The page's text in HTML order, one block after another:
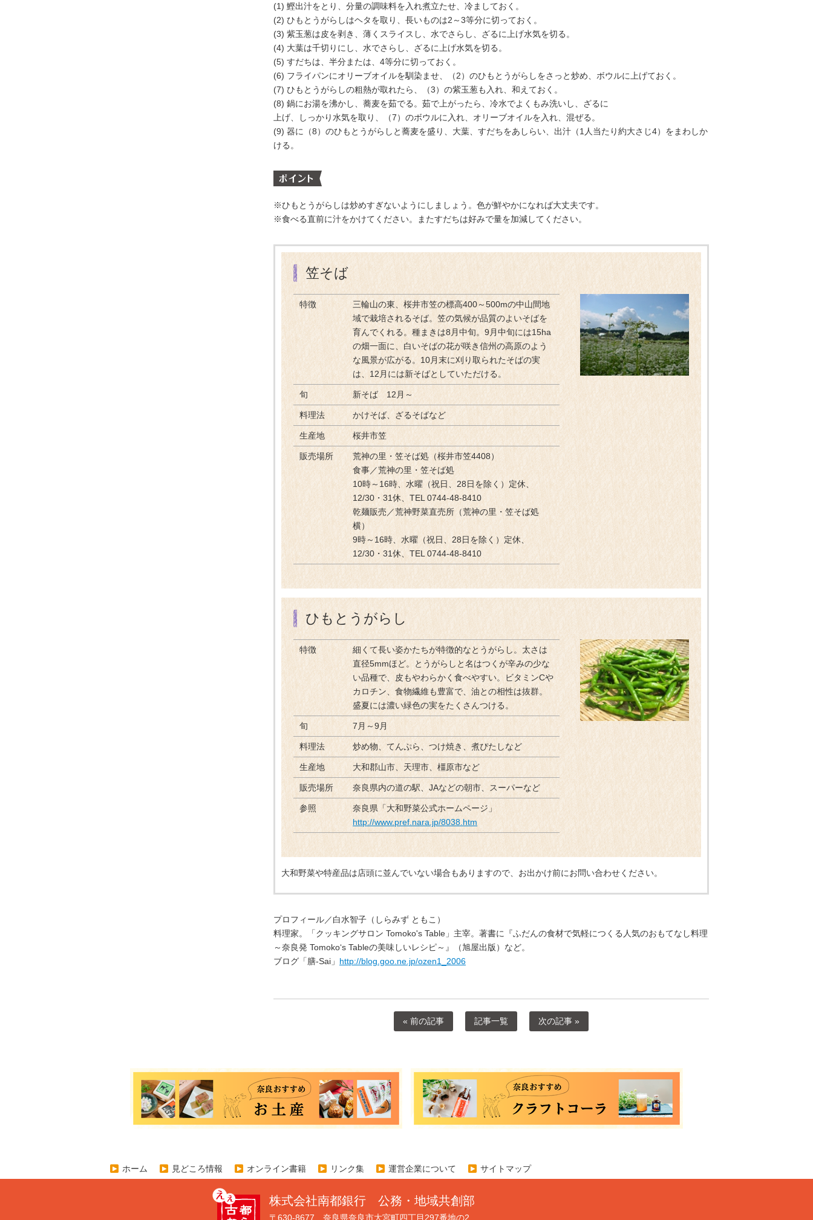
(1) 鰹出汁をとり、分量の調味料を入れ煮立たせ、冷ましておく。
(2) ひもとうがらしはヘタを取り、長いものは2～3等分に切っておく。
(3) 紫玉葱は皮を剥き、薄くスライスし、水でさらし、ざるに上げ水気を切る。
(4) 大葉は千切りにし、水でさらし、ざるに上げ水気を切る。
(5) すだちは、半分または、4等分に切っておく。
(6) フライパンにオリーブオイルを馴染ませ、（2）のひもとうがらしをさっと炒め、ボウルに上げておく。
(7) ひもとうがらしの粗熱が取れたら、（3）の紫玉葱も入れ、和えておく。
(8) 鍋にお湯を沸かし、蕎麦を茹でる。茹で上がったら、冷水でよくもみ洗いし、ざるに
上げ、しっかり水気を取り、（7）のボウルに入れ、オリーブオイルを入れ、混ぜる。
(9) 器に（8）のひもとうがらしと蕎麦を盛り、大葉、すだちをあしらい、出汁（1人当たり約大さじ4）をまわしか
ける。
※ひもとうがらしは炒めすぎないようにしましょう。色が鮮やかになれば大丈夫です。
※食べる直前に汁をかけてください。またすだちは好みで量を加減してください。
笠そば
特徴
三輪山の東、桜井市笠の標高400～500mの中山間地
域で栽培されるそば。笠の気候が品質のよいそばを
育んでくれる。種まきは8月中旬。9月中旬には15ha
の畑一面に、白いそばの花が咲き信州の高原のよう
な風景が広がる。10月末に刈り取られたそばの実
は、12月には新そばとしていただける。
旬 新そば 12月～
料理法 かけそば、ざるそばなど
生産地 桜井市笠
販売場所
荒神の里・笠そば処（桜井市笠4408）
食事／荒神の里・笠そば処
10時～16時、水曜（祝日、28日を除く）定休、
12/30・31休、TEL 0744-48-8410
乾麺販売／荒神野菜直売所（荒神の里・笠そば処
横）
9時～16時、水曜（祝日、28日を除く）定休、
12/30・31休、TEL 0744-48-8410
ひもとうがらし
特徴
細くて長い姿かたちが特徴的なとうがらし。太さは
直径5mmほど。とうがらしと名はつくが辛みの少な
い品種で、皮もやわらかく食べやすい。ビタミンCや
カロチン、食物繊維も豊富で、油との相性は抜群。
盛夏には濃い緑色の実をたくさんつける。
旬 7月～9月
料理法 炒め物、てんぷら、つけ焼き、煮ぴたしなど
生産地 大和郡山市、天理市、橿原市など
販売場所 奈良県内の道の駅、JAなどの朝市、スーパーなど
参照
奈良県「大和野菜公式ホームページ」
http://www.pref.nara.jp/8038.htm
大和野菜や特産品は店頭に並んでいない場合もありますので、お出かけ前にお問い合わせください。
プロフィール／白水智子（しらみず ともこ）
料理家。「クッキングサロン Tomoko's Table」主宰。著書に『ふだんの食材で気軽につくる人気のおもてなし料理
～奈良発 Tomoko‘s Tableの美味しいレシピ～』（旭屋出版）など。
ブログ「膳-Sai」 http://blog.goo.ne.jp/ozen1_2006
« 前の記事 記事一覧 次の記事 »
ホーム 見どころ情報 オンライン書籍 リンク集 運営企業について サイトマップ
株式会社南都銀行 公務・地域共創部
〒630-8677 奈良県奈良市大宮町四丁目297番地の2